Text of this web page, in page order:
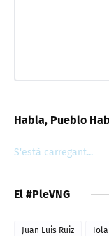
Habla, Pueblo
S'està carregant...
El #PleVNG
Juan Luis Ruiz